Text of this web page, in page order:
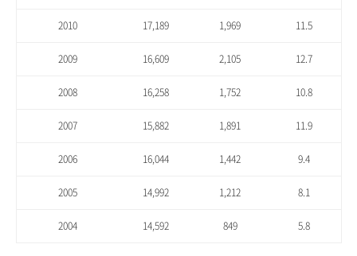
2010 17,189 1,969 11.5
2009 16,609 2,105 12.7
2008 16,258 1,752 10.8
2007 15,882 1,891 11.9
2006 16,044 1,442 9.4
2005 14,992 1,212 8.1
2004 14,592 849 5.8